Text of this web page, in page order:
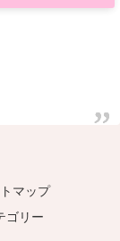
マップ
ゴリー